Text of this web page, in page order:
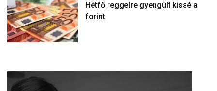
Hétfő reggelre gyengült kissé a
forint